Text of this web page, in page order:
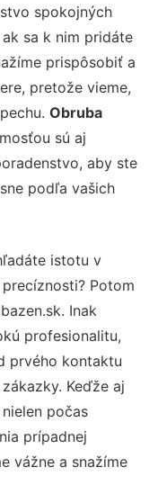
spokojných
sa k nim pridáte
prispôsobiť a
pretože vieme,
Obruba
sú aj
aby ste
podľa vašich
istotu v
Potom
Inak
profesionalitu,
prvého kontaktu
Keďže aj
počas
prípadnej
vážne a snažíme